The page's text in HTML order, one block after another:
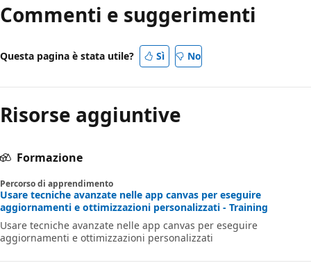
Commenti e suggerimenti
Questa pagina è stata utile? Sì No
Risorse aggiuntive
Formazione
Percorso di apprendimento
Usare tecniche avanzate nelle app canvas per eseguire
aggiornamenti e ottimizzazioni personalizzati - Training
Usare tecniche avanzate nelle app canvas per eseguire
aggiornamenti e ottimizzazioni personalizzati